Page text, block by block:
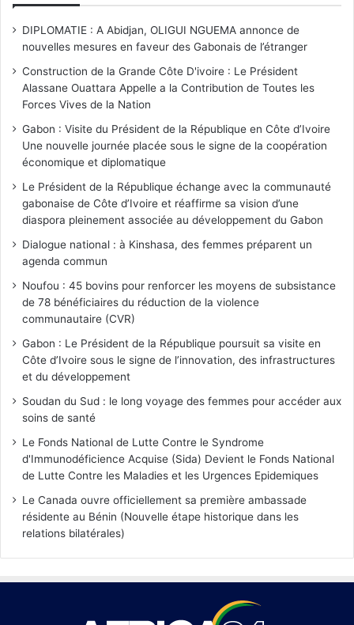
DIPLOMATIE : A Abidjan, OLIGUI NGUEMA annonce de
nouvelles mesures en faveur des Gabonais de l’étranger
Construction de la Grande Côte D'ivoire : Le Président
Alassane Ouattara Appelle a la Contribution de Toutes les
Forces Vives de la Nation
Gabon : Visite du Président de la République en Côte d’Ivoire
Une nouvelle journée placée sous le signe de la coopération
économique et diplomatique
Le Président de la République échange avec la communauté
gabonaise de Côte d’Ivoire et réaffirme sa vision d’une
diaspora pleinement associée au développement du Gabon
Dialogue national : à Kinshasa, des femmes préparent un
agenda commun
Noufou : 45 bovins pour renforcer les moyens de subsistance
de 78 bénéficiaires du réduction de la violence
communautaire (CVR)
Gabon : Le Président de la République poursuit sa visite en
Côte d’Ivoire sous le signe de l’innovation, des infrastructures
et du développement
Soudan du Sud : le long voyage des femmes pour accéder aux
soins de santé
Le Fonds National de Lutte Contre le Syndrome
d'Immunodéficience Acquise (Sida) Devient le Fonds National
de Lutte Contre les Maladies et les Urgences Epidemiques
Le Canada ouvre officiellement sa première ambassade
résidente au Bénin (Nouvelle étape historique dans les
relations bilatérales)